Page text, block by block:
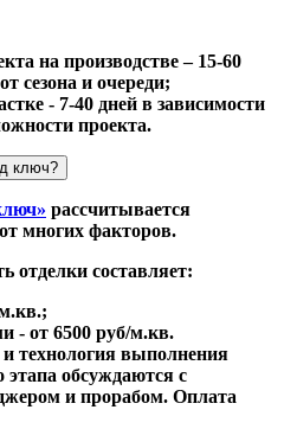
на производстве – 15-60
сезона и очереди;
- 7-40 дней в зависимости
проекта.
ключ?
рассчитывается
многих факторов.
отделки составляет:
- от 6500 руб/м.кв.
технология выполнения
этапа обсуждаются с
и прорабом. Оплата